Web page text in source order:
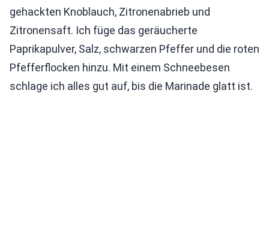
gehackten Knoblauch, Zitronenabrieb und
Zitronensaft. Ich füge das geräucherte
Paprikapulver, Salz, schwarzen Pfeffer und die roten
Pfefferflocken hinzu. Mit einem Schneebesen
schlage ich alles gut auf, bis die Marinade glatt ist.